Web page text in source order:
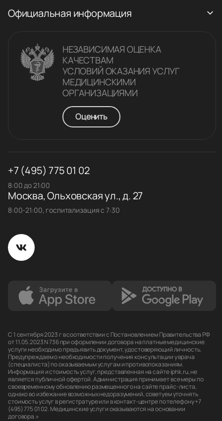
Официальная информация
НЕЗАВИСИМАЯ ОЦЕНКА
КАЧЕСТВАM
УСЛОВИЙ ОКАЗАНИЯ УСЛУГ
МЕДИЦИНСКИМИ
ОРГАНИЗАЦИЯМИ
Оценить
+7 (495) 775 01 02
8:00 до 21:00
Москва, Ольховская ул., д. 27
8:00-21:00, госпитализация с 7:30
С 1 сентября 2023 г в соответствии с Постановлением Правительства РФ
от 11.05.2023 N 736 при оформлении договора на платные медицинские
услуги необходимо предъявить документ, удостоверяющий личность.
Предупреждаем о необходимости получения консультации у врача
(специалиста) по оказываемым услугам и противопоказаниям.
Информация и стоимость услуг, представленная на сайте iphk.ru, не
является публичной офертой. Администрация принимает все меры по
своевременному обновлению размещенного на сайте прайс-листа,
однако во избежание возможных недоразумений, советуем уточнять
стоимость услуг в регистратуре или в контакт-центре по телефону +7
(495) 775 01 02. Медицинские услуги оказываются на основании
договора.»